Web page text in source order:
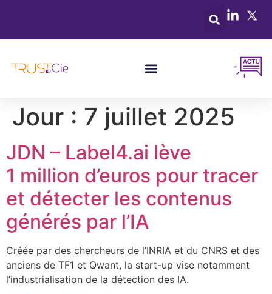
Jour : 7 juillet 2025
JDN – Label4.ai lève
1 million d’euros pour tracer
et détecter les contenus
générés par l’IA
Créée par des chercheurs de l’INRIA et du CNRS et des
anciens de TF1 et Qwant, la start-up vise notamment
l’industrialisation de la détection des IA.